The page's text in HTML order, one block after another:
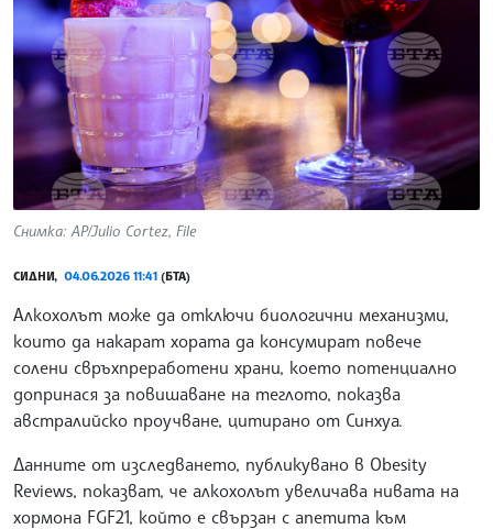
Снимка: AP/Julio Cortez, File
СИДНИ, 04.06.2026 11:41 (БТА)
Алкохолът може да отключи биологични механизми,
които да накарат хората да консумират повече
солени свръхпреработени храни, което потенциално
допринася за повишаване на теглото, показва
австралийско проучване, цитирано от Синхуа.
Данните от изследването, публикувано в Obesity
Reviews, показват, че алкохолът увеличава нивата на
хормона FGF21, който е свързан с апетита към